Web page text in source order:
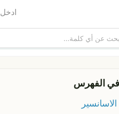
ادخل
في الفهرس
الاسانسير